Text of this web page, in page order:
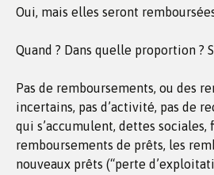
Oui, mais elles seront
Quand ? Dans quelle proportion ?
Pas de remboursements, ou des
incertains, pas d’activité, pas de
qui s’accumulent, dettes sociales,
remboursements de prêts, les
nouveaux prêts (“perte